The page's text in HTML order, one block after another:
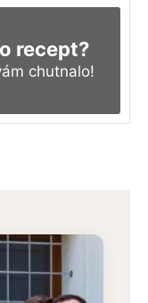
recept?
chutnalo!